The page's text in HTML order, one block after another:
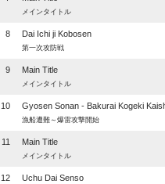
メインタイトル
8 Dai Ichi ji Kobosen
第一次攻防戦
9 Main Title
メインタイトル
10 Gyosen Sonan - Bakurai Kogeki
漁船遭難～爆雷攻撃開始
11 Main Title
メインタイトル
12 Uchu Dai Senso